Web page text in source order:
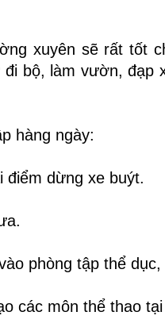
xuyên sẽ rất tốt
bộ, làm vườn, đạp
hàng ngày:
điểm dừng xe buýt.
phòng tập thể
các môn thể thao